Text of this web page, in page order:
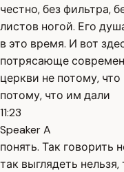
честно, без фильтра,
листов ногой. Его
в это время. И вот
потрясающе
церкви не потому,
потому, что им дали
11:23
Speaker A
понять. Так говорить
так выглядеть